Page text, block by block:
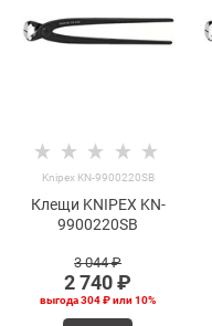
Knipex KN-9900220SB
Клещи KNIPEX KN-
9900220SB
3 044 ₽
2 740 ₽
выгода304 ₽или10%